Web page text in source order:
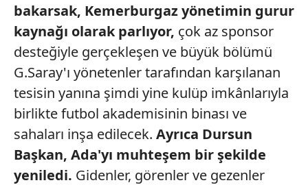
bakarsak, Kemerburgazyönetimin gurur
kaynağı olarak parlıyor, çok az sponsor
desteğiyle gerçekleşen ve büyük bölümü
G.Saray'ı yönetenler tarafından karşılanan
tesisin yanına şimdi yine kulüp imkânlarıyla
birlikte futbol akademisinin binası ve
sahaları inşa edilecek. Ayrıca Dursun
Başkan, Ada'yı muhteşem bir şekilde
yeniledi. Gidenler, görenler ve gezenler